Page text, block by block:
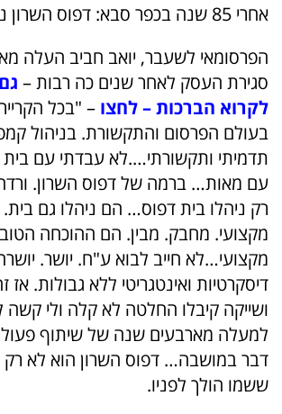
אחרי 85 שנה בכפר סבא: דפוס השרון נסגר:
הפרסומאי לשעבר, יואב חביב העלה
סגירת העסק לאחר שנים כה רבות –
לקרוא הברכות – לחצו – "בכל
בעולם הפרסום והתקשורת. בניהול
תדמיתי ותקשורתי….לא עבדתי עם
עם מאות… ברמה של דפוס השרון. ורדה
רק ניהלו בית דפוס… הם ניהלו גם
מקצועי. מחבק. מבין. הם ההוכחה
מקצועי…לא חייב לבוא ע"ח. יושר.
דיסקרטיות ואינטגריטי ללא גבולות. אז
ושייקה קיבלו החלטה לא קלה ולי
למעלה מארבעים שנה של שיתוף
דבר במושבה… דפוס השרון הוא לא רק
ששמו הולך לפניו.